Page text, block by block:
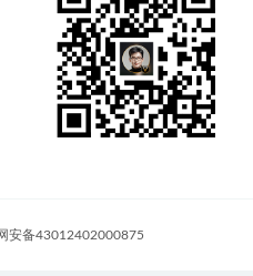
安备43012402000875